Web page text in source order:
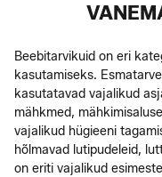
Beebitarvikuid on eri
kasutamiseks.
kasutatavad vajalikud
mähkmed,
vajalikud hügieeni
hõlmavad lutipudeleid,
on eriti vajalikud